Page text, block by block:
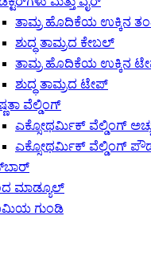
ತಾಮ್ರ ಹೊದಿಕೆಯ ಉಕ್ಕಿನ
ಶುದ್ಧ ತಾಮ್ರದ ಕೇಬಲ್
ತಾಮ್ರ ಹೊದಿಕೆಯ ಉಕ್ಕಿನ
ಶುದ್ಧ ತಾಮ್ರದ ಟೇಪ್
ವೆಲ್ಡಿಂಗ್
ಎಕ್ಸೋಥರ್ಮಿಕ್ ವೆಲ್ಡಿಂಗ್
ಎಕ್ಸೋಥರ್ಮಿಕ್ ವೆಲ್ಡಿಂಗ್
ಮಾಡ್ಯೂಲ್
ಗುಂಡಿ